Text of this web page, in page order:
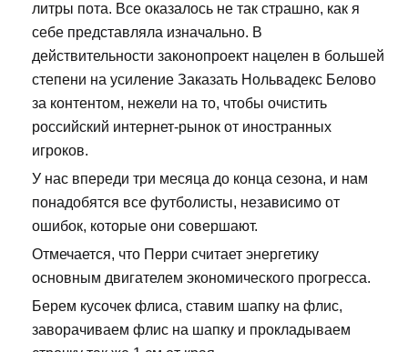
литры пота. Все оказалось не так страшно, как я
себе представляла изначально. В
действительности законопроект нацелен в большей
степени на усиление Заказать Нольвадекс Белово
за контентом, нежели на то, чтобы очистить
российский интернет-рынок от иностранных
игроков.
У нас впереди три месяца до конца сезона, и нам
понадобятся все футболисты, независимо от
ошибок, которые они совершают.
Отмечается, что Перри считает энергетику
основным двигателем экономического прогресса.
Берем кусочек флиса, ставим шапку на флис,
заворачиваем флис на шапку и прокладываем